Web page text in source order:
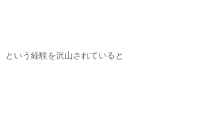
いう経験を沢山されていると